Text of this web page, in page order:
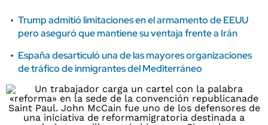
Trump admitió limitaciones en el armamento de EEUU
pero aseguró que mantiene su ventaja frente a Irán
España desarticuló una de las mayores organizaciones
de tráfico de inmigrantes del Mediterráneo